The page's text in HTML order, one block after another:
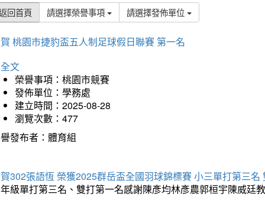
回首頁 請選擇榮譽事項 請選擇發佈單位
桃園市捷豹盃五人制足球假日聯賽 第一名
文
榮譽事項：桃園市競賽
發佈單位：學務處
建立時間：2025-08-28
瀏覽次數：477
發布者：體育組
302張語恆 榮獲2025群岳盃全國羽球錦標賽 小三單打第三名
級單打第三名、雙打第一名感謝陳彥均林彥農郭桓宇陳威廷